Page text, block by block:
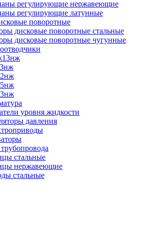
регулирующие нержавеющие
регулирующие латунные
поворотные
дисковые поворотные стальные
дисковые поворотные чугунные
уровня жидкости
давления
стальные
нержавеющие
стальные